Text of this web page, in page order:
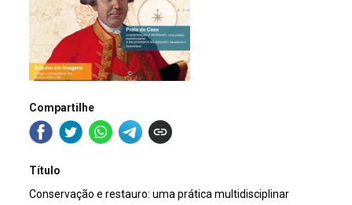
Compartilhe
Título
Conservação e restauro: uma prática multidisciplinar